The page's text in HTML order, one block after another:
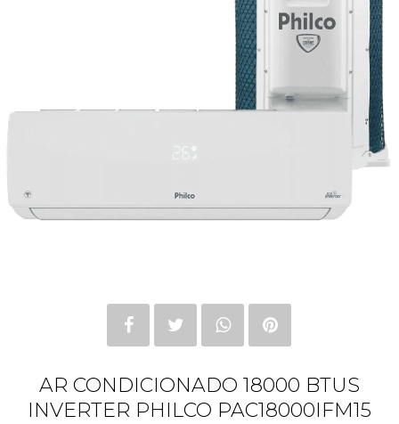
AR CONDICIONADO 18000 BTUS
INVERTER PHILCO PAC18000IFM15